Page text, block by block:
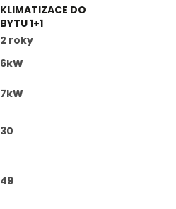
KLIMATIZACE DO
BYTU 1+1
2 roky
6kW
7kW
30
49